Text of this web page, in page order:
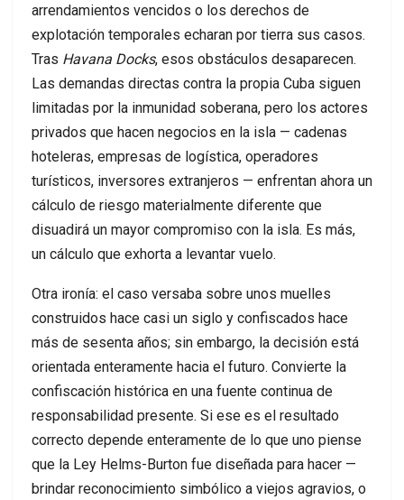
arrendamientos vencidos o los derechos de
explotación temporales echaran por tierra sus casos.
Tras Havana Docks, esos obstáculos desaparecen.
Las demandas directas contra la propia Cuba siguen
limitadas por la inmunidad soberana, pero los actores
privados que hacen negocios en la isla — cadenas
hoteleras, empresas de logística, operadores
turísticos, inversores extranjeros — enfrentan ahora un
cálculo de riesgo materialmente diferente que
disuadirá un mayor compromiso con la isla. Es más,
un cálculo que exhorta a levantar vuelo.
Otra ironía: el caso versaba sobre unos muelles
construidos hace casi un siglo y confiscados hace
más de sesenta años; sin embargo, la decisión está
orientada enteramente hacia el futuro. Convierte la
confiscación histórica en una fuente continua de
responsabilidad presente. Si ese es el resultado
correcto depende enteramente de lo que uno piense
que la Ley Helms-Burton fue diseñada para hacer —
brindar reconocimiento simbólico a viejos agravios, o